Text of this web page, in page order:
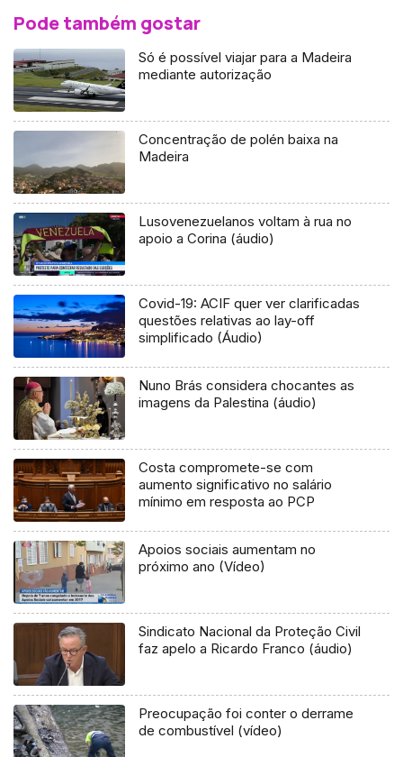
Pode também gostar
Só é possível viajar para a Madeira
mediante autorização
Concentração de polén baixa na
Madeira
Lusovenezuelanos voltam à rua no
apoio a Corina (áudio)
Covid-19: ACIF quer ver clarificadas
questões relativas ao lay-off
simplificado (Áudio)
Nuno Brás considera chocantes as
imagens da Palestina (áudio)
Costa compromete-se com
aumento significativo no salário
mínimo em resposta ao PCP
Apoios sociais aumentam no
próximo ano (Vídeo)
Sindicato Nacional da Proteção Civil
faz apelo a Ricardo Franco (áudio)
Preocupação foi conter o derrame
de combustível (vídeo)